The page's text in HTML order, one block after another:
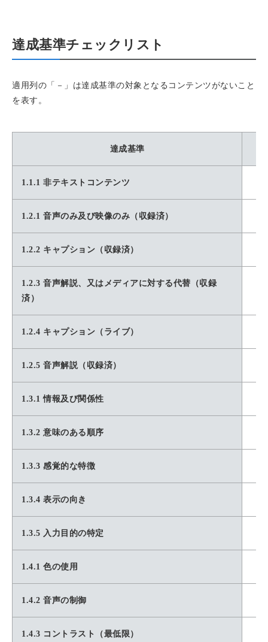
達成基準チェックリスト
適用列の「－」は達成基準の対象となるコンテンツがないこと
を表す。
達成基準
1.1.1 非テキストコンテンツ
1.2.1 音声のみ及び映像のみ（収録済）
1.2.2 キャプション（収録済）
1.2.3 音声解説、又はメディアに対する代替（収録
済）
1.2.4 キャプション（ライブ）
1.2.5 音声解説（収録済）
1.3.1 情報及び関係性
1.3.2 意味のある順序
1.3.3 感覚的な特徴
1.3.4 表示の向き
1.3.5 入力目的の特定
1.4.1 色の使用
1.4.2 音声の制御
1.4.3 コントラスト（最低限）